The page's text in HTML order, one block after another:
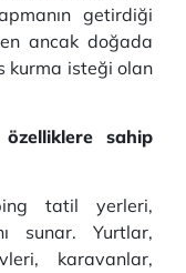
getirdiği
ancak doğada
kurma isteği olan
sahip
tatil yerleri,
sunar. Yurtlar,
karavanlar,